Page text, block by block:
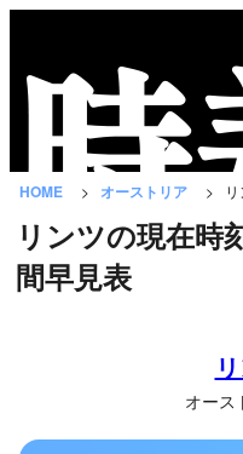
HOME オーストリア
リンツの現在時
間早見表
オース
な
と
は？